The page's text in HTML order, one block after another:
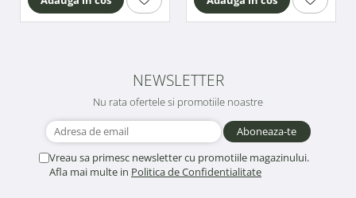
NEWSLETTER
Nu rata ofertele si promotiile noastre
Vreau sa primesc newsletter cu promotiile magazinului.
Afla mai multe in Politica de Confidentialitate